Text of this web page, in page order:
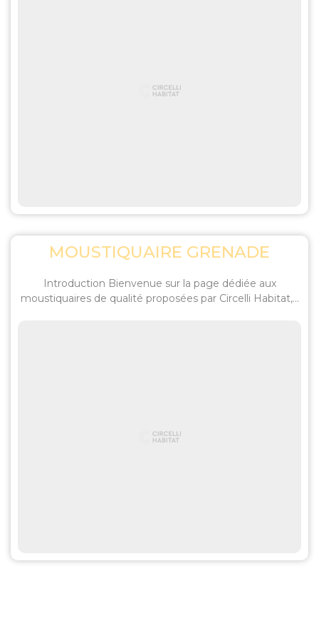
MOUSTIQUAIRE GRENADE
Introduction Bienvenue sur la page dédiée aux
moustiquaires de qualité proposées par Circelli Habitat,...